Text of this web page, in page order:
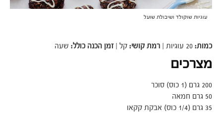
עוגיות שוקולד ושיבולת שועל
כמות: רמת קושי: קל |זמן הכנה כולל: שעה
מצרכים
200 גרם (1 כוס) סוכר
50 גרם חמאה
35 גרם (1/4 כוס) אבקת קקאו